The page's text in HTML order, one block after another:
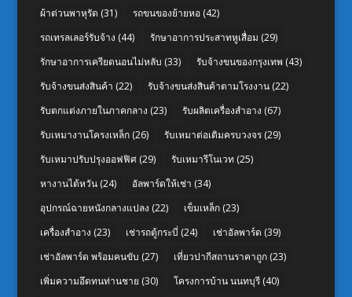
ผ้าต่วนพาหุรัด (31) รถขนของย้ายหอ(42)
รถเทรลเลอร์รับจ้าง (44) รักษาอาการประสาทหูเสื่อม (29)
รักษาอาการเครียดนอนไม่หลับ (33) รับจ้างขนของกรุงเทพ (43)
รับจ้างขนส่งสินค้า (22) รับจ้างขนส่งสินค้าตามโรงงาน(22)
รับตกแต่งภายในภาคกลาง (23) รับผลิตเครื่องสำอาง (67)
รับเหมางานโครงเหล็ก(26) รับเหมาต่อเติมครบวงจร(29)
รับเหมาปรับปรุงออฟฟิศ(29) รับเหมารีโนเวท (25)
หางานไต้หวัน(24) อัลพาร์ดให้เช่า (34)
อุปกรณ์ฉายหนังกลางแปลง (22) เข็มเหล็ก(23)
เครื่องสำอาง (23) เช่ารถตู้กระบี่ (24) เช่าอัลพาร์ด (39)
เช่าอัลพาร์ด พร้อมคนขับ (27) เที่ยวปากีสถานราคาถูก(23)
เพิ่มความอึดทนท่านชาย (30) โครงการบ้าน นนทบุรี(40)